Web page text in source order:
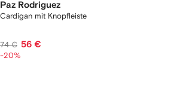
Paz Rodriguez
Cardigan mit Knopfleiste
74 € 56 €
-20%